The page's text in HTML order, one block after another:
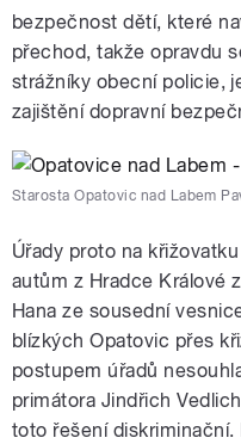
bezpečnost dětí, které
přechod, takže opravdu
strážníky obecní policie,
zajištění dopravní
Starosta Opatovic nad Labem
Úřady proto na
autům z Hradce Králové
Hana ze sousední
blízkých Opatovic přes
postupem úřadů
primátora Jindřich
toto řešení